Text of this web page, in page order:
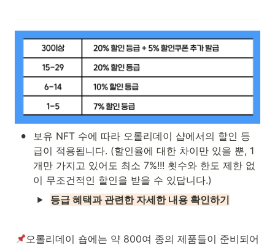
•
보유 NFT 수에 따라 오롤리데이 샵에서의 할인 등
급이 적용됩니다. (할인율에 대한 차이만 있을 뿐, 1
개만 가지고 있어도 최소 7%!!! 횟수와 한도 제한 없
이 무조건적인 할인을 받을 수 있답니다.)
등급 혜택과 관련한 자세한 내용 확인하기
오롤리데이 숍에는 약 800여 종의 제품들이 준비되어